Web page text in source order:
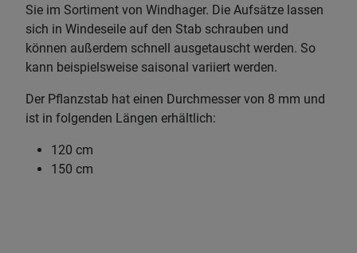
Sie im Sortiment von Windhager. Die Aufsätze lassen
sich in Windeseile auf den Stab schrauben und
können außerdem schnell ausgetauscht werden. So
kann beispielsweise saisonal variiert werden.
Der Pflanzstab hat einen Durchmesser von 8 mm und
ist in folgenden Längen erhältlich:
120 cm
150 cm